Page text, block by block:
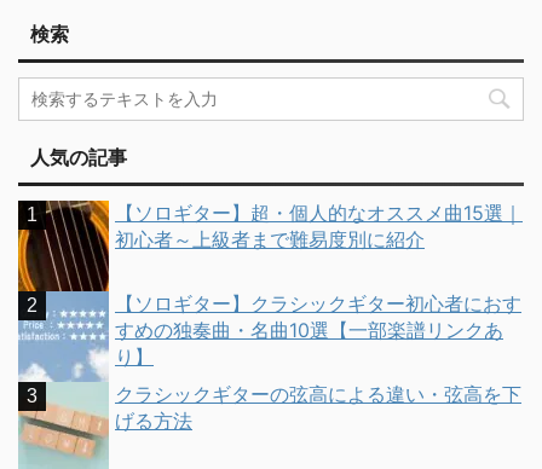
検索
人気の記事
【ソロギター】超・個人的なオススメ曲15選｜
初心者～上級者まで難易度別に紹介
【ソロギター】クラシックギター初心者におす
すめの独奏曲・名曲10選【一部楽譜リンクあ
り】
クラシックギターの弦高による違い・弦高を下
げる方法